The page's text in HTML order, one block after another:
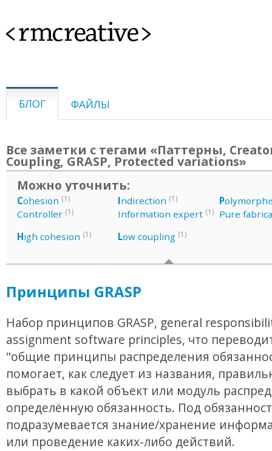
<rmcreative>
БЛОГ ФАЙЛЫ
Все заметки с тегами «Паттерны,
Coupling, GRASP, Protected variations»
Можно уточнить:
Cohesion (1)
Controller (1)
High cohesion (1)
Indirection (1)
Information expert (1)
Low coupling (1)
P
Pure
Принципы GRASP
Набор принципов GRASP, general
assignment software principles, что
"общие принципы распределения
помогает, как следует из названия,
выбрать в какой объект или модуль
определённую обязанность. Под
подразумевается знание/хранение
или проведение каких-либо действий.